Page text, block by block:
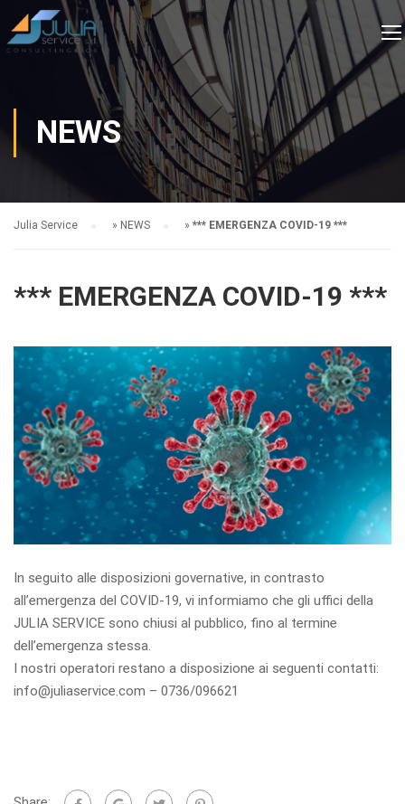
NEWS
Julia Service » NEWS » *** EMERGENZA COVID-19 ***
*** EMERGENZA COVID-19 ***
In seguito alle disposizioni governative, in contrasto
all’emergenza del COVID-19, vi informiamo che gli uffici della
JULIA SERVICE sono chiusi al pubblico, fino al termine
dell’emergenza stessa.
I nostri operatori restano a disposizione ai seguenti contatti:
info@juliaservice.com – 0736/096621